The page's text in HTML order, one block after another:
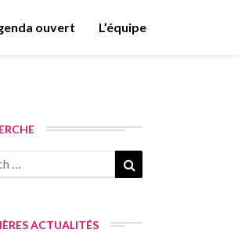
ouvert L’équipe
ACTUALITÉS